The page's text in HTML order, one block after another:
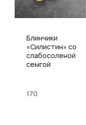
Блинчики
«Силистин» со
слабосоленой
семгой
170